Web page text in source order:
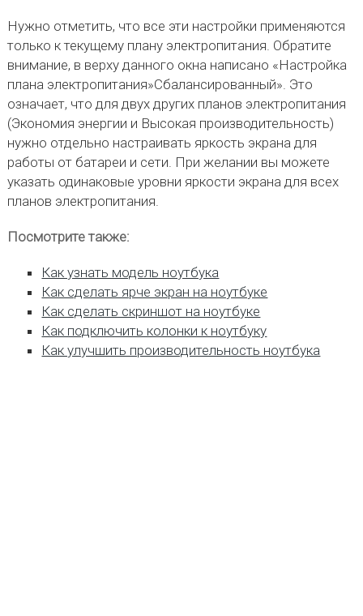
Нужно отметить, что все эти настройки применяются
только к текущему плану электропитания. Обратите
внимание, в верху данного окна написано «Настройка
плана электропитания»Сбалансированный». Это
означает, что для двух других планов электропитания
(Экономия энергии и Высокая производительность)
нужно отдельно настраивать яркость экрана для
работы от батареи и сети. При желании вы можете
указать одинаковые уровни яркости экрана для всех
планов электропитания.
Посмотрите также:
Как узнать модель ноутбука
Как сделать ярче экран на ноутбуке
Как сделать скриншот на ноутбуке
Как подключить колонки к ноутбуку
Как улучшить производительность ноутбука